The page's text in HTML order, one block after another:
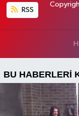
RSS